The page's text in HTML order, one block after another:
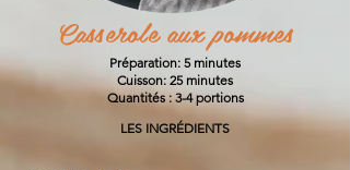
Casserole aux pommes
LES INGRÉDIENTS
Préparation: 5 minutes
Cuisson: 25 minutes
Quantités : 3-4 portions